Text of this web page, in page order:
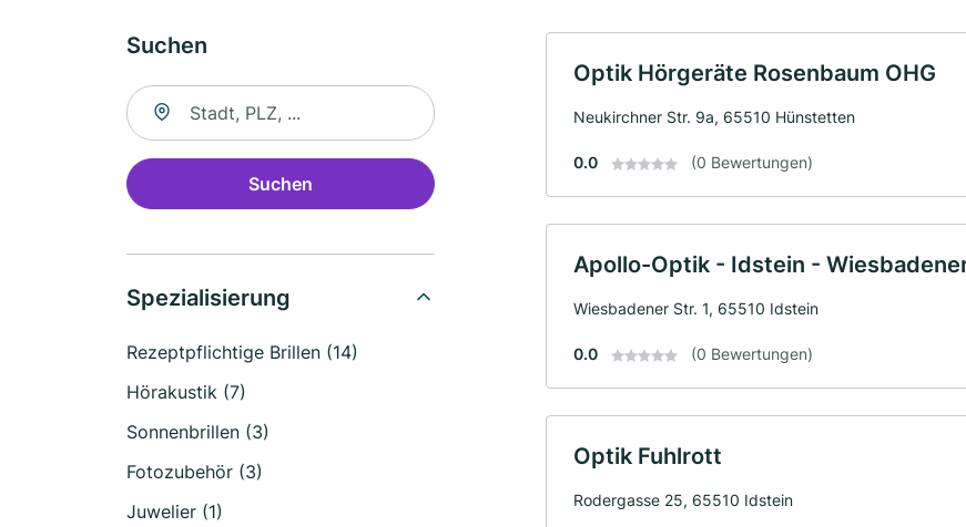
Suchen
Suche nach Ort
Suchen
Spezialisierung
Rezeptpflichtige Brillen (14)
Hörakustik (7)
Sonnenbrillen (3)
Fotozubehör (3)
Juwelier (1)
Optik Hörgeräte Rosenbaum OHG
Neukirchner Str. 9a, 65510 Hünstetten
0.0 (0 Bewertungen)
Apollo-Optik - Idstein -
Wiesbadener Str. 1, 65510 Idstein
0.0 (0 Bewertungen)
Optik Fuhlrott
Rodergasse 25, 65510 Idstein